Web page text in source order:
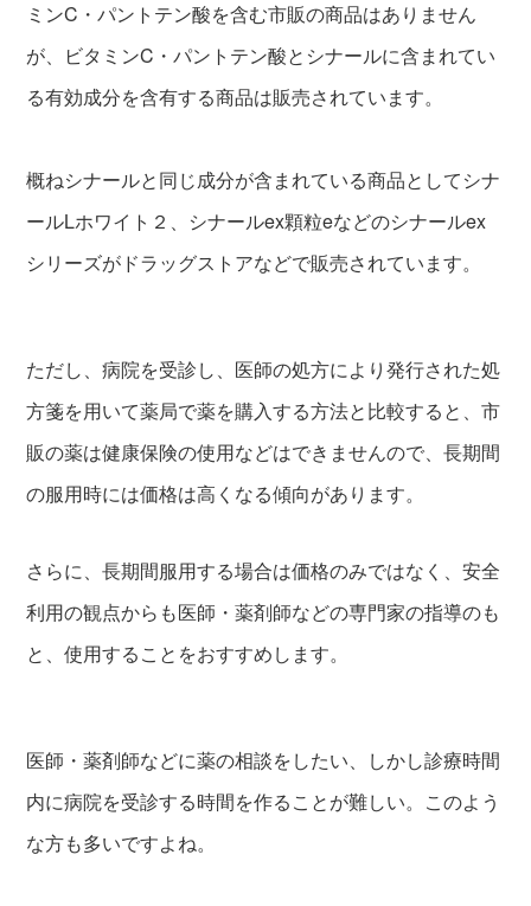
ミンC・パントテン酸を含む市販の商品はありません
が、ビタミンC・パントテン酸とシナールに含まれてい
る有効成分を含有する商品は販売されています。
概ねシナールと同じ成分が含まれている商品としてシナ
ールLホワイト２、シナールex顆粒eなどのシナールex
シリーズがドラッグストアなどで販売されています。
ただし、病院を受診し、医師の処方により発行された処
方箋を用いて薬局で薬を購入する方法と比較すると、市
販の薬は健康保険の使用などはできませんので、長期間
の服用時には価格は高くなる傾向があります。
さらに、長期間服用する場合は価格のみではなく、安全
利用の観点からも医師・薬剤師などの専門家の指導のも
と、使用することをおすすめします。
医師・薬剤師などに薬の相談をしたい、しかし診療時間
内に病院を受診する時間を作ることが難しい。このよう
な方も多いですよね。